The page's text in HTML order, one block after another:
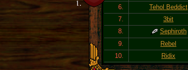
6.
Tehol Beddict
7.
3bit
8.
Sephiroth
9.
Rebel
10.
Ridix